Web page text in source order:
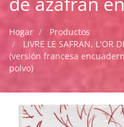
Hogar
Productos
LIVRE LE SAFRAN, L'OR
(versión francesa
polvo)